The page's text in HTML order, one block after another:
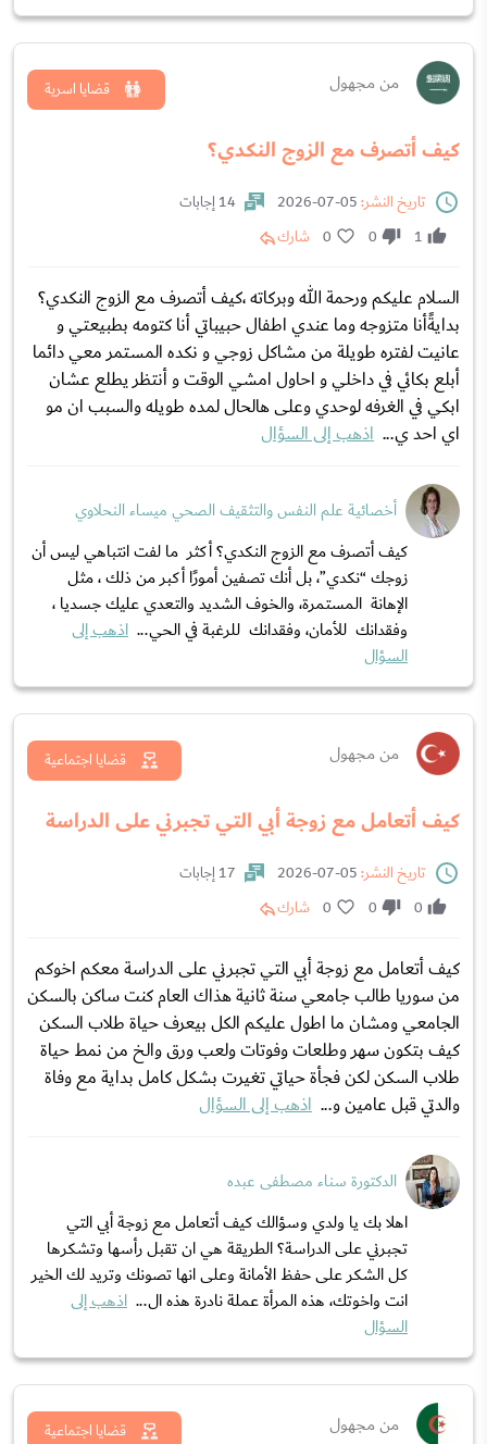
من مجهول
كيف أتصرف مع الزوج النكدي؟
قضايا اسرية
تاريخ النشر:
14 إجابات
1
0
0 شارك
السلام عليكم ورحمة الله وبركاته ،كيف أتصرف مع الزوج النكدي؟
بدايةًأنا متزوجه وما عندي اطفال حبيباتي أنا كتومه بطبيعتي و
عانيت لفتره طويلة من مشاكل زوجي و نكده المستمر معي دائما
أبلع بكائي في داخلي و احاول امشي الوقت و أنتظر يطلع عشان
ابكي في الغرفه لوحدي وعلى هالحال لمده طويله والسبب ان مو
اي احد ي... اذهب إلى السؤال
أخصائية علم النفس والتثقيف الصحي ميساء النحلاوي
كيف أتصرف مع الزوج النكدي؟ أكثر ما لفت انتباهي ليس أن
زوجك “نكدي”، بل أنك تصفين أمورًا أكبر من ذلك ، مثل
الإهانة المستمرة، والخوف الشديد والتعدي عليك جسديا ،
وفقدانك للأمان، وفقدانك للرغبة في الحي... اذهب إلى
السؤال
من مجهول
كيف أتعامل مع زوجة أبي التي تجبرني على الدراسة
قضايا اجتماعية
تاريخ النشر:
17 إجابات
0
0
0 شارك
كيف أتعامل مع زوجة أبي التي تجبرني على الدراسة معكم اخوكم
من سوريا طالب جامعي سنة ثانية هذاك العام كنت ساكن بالسكن
الجامعي ومشان ما اطول عليكم الكل بيعرف حياة طلاب السكن
كيف بتكون سهر وطلعات وفوتات ولعب ورق والخ من نمط حياة
طلاب السكن لكن فجأة حياتي تغيرت بشكل كامل بداية مع وفاة
والدتي قبل عامين و... اذهب إلى السؤال
الدكتورة سناء مصطفى عبده
اهلا بك يا ولدي وسؤالك كيف أتعامل مع زوجة أبي التي
تجبرني على الدراسة؟ الطريقة هي ان تقبل رأسها وتشكرها
كل الشكر على حفظ الأمانة وعلى انها تصونك وتريد لك الخير
انت واخوتك، هذه المرأة عملة نادرة هذه ال... اذهب إلى
السؤال
من مجهول قضايا اجتماعية